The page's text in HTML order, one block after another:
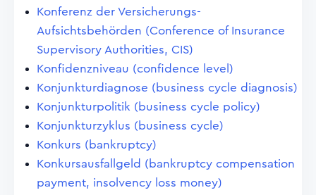
Konferenz der Versicherungs-
Aufsichtsbehörden (Conference of Insurance
Supervisory Authorities, CIS)
Konfidenzniveau (confidence level)
Konjunkturdiagnose (business cycle diagnosis)
Konjunkturpolitik (business cycle policy)
Konjunkturzyklus (business cycle)
Konkurs (bankruptcy)
Konkursausfallgeld (bankruptcy compensation
payment, insolvency loss money)